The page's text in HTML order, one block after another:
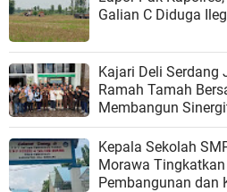
Galian C Diduga
Kajari Deli
Ramah Tamah
Membangun
Kepala Sekolah
Morawa
Pembangunan dan